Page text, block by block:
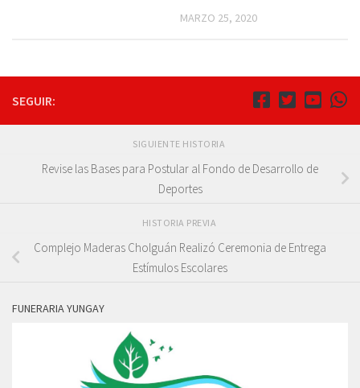
MARZO 25, 2020
SEGUIR:
SIGUIENTE HISTORIA
Revise las Bases para Postular al Fondo de Desarrollo de
Deportes
HISTORIA PREVIA
Complejo Maderas Cholguán Realizó Ceremonia de Entrega
Estímulos Escolares
FUNERARIA YUNGAY